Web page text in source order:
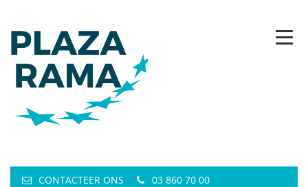
CONTACTEER ONS 03 860 70 00